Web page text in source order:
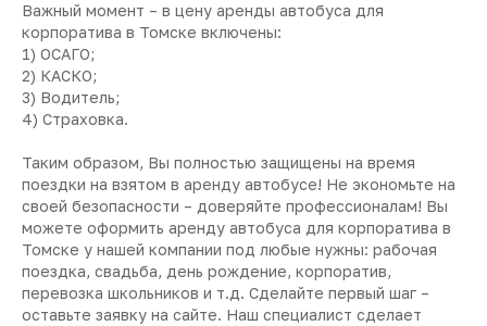
Важный момент – в цену аренды автобуса для
корпоратива в Томске включены:
1) ОСАГО;
2) КАСКО;
3) Водитель;
4) Страховка.
Таким образом, Вы полностью защищены на время
поездки на взятом в аренду автобусе! Не экономьте на
своей безопасности – доверяйте профессионалам! Вы
можете оформить аренду автобуса для корпоратива в
Томске у нашей компании под любые нужны: рабочая
поездка, свадьба, день рождение, корпоратив,
перевозка школьников и т.д. Сделайте первый шаг –
оставьте заявку на сайте. Наш специалист сделает